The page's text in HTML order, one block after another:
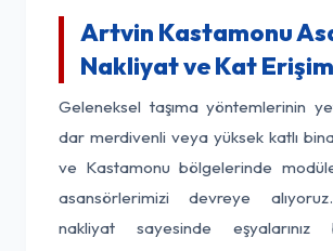
Artvin Kastamonu
Nakliyat ve Kat
Geleneksel taşıma yöntemlerinin
dar merdivenli veya yüksek katlı
ve Kastamonu bölgelerinde
asansörlerimizi devreye
nakliyat sayesinde